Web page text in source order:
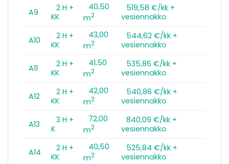
A9
2 H +
KK
40,50
m2
519,58 €/kk +
vesiennakko
A10
2 H +
KK
43,00
m2
544,62 €/kk +
vesiennakko
A11
2 H +
KK
41,50
m2
535,86 €/kk +
vesiennakko
A12
2 H +
KK
42,00
m2
540,86 €/kk +
vesiennakko
A13
3 H +
K
72,00
m2
840,09 €/kk +
vesiennakko
A14
2 H +
KK
40,50
m2
525,84 €/kk +
vesiennakko